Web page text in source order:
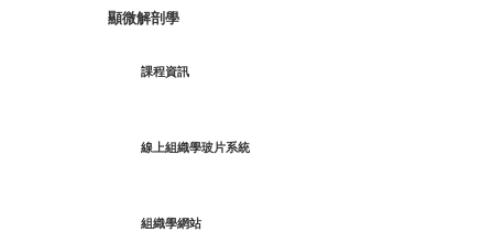
顯微解剖學
課程資訊
線上組織學玻片系統
組織學網站